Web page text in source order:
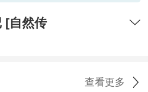
[自然传
查看更多